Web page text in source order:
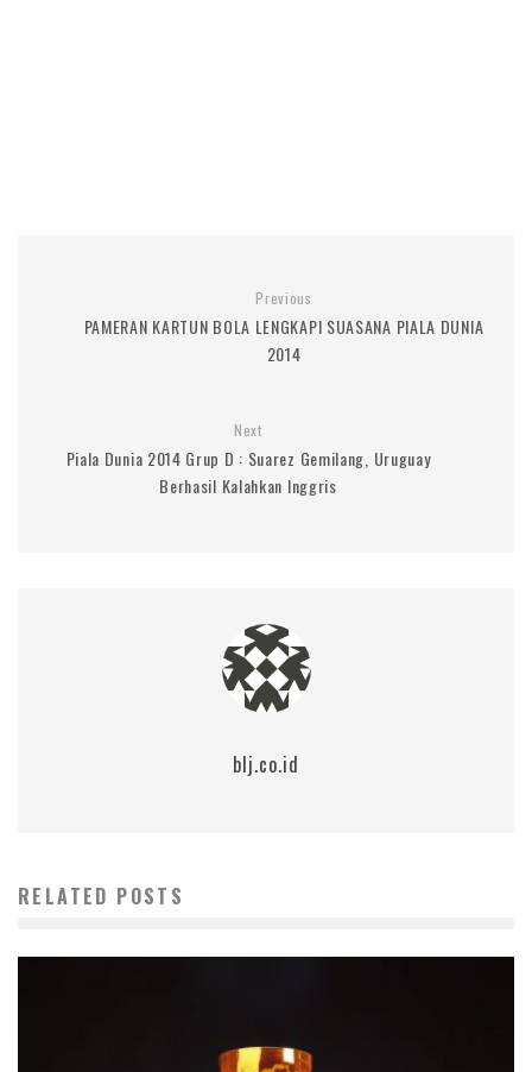
Previous
PAMERAN KARTUN BOLA LENGKAPI SUASANA PIALA DUNIA
2014
Next
Piala Dunia 2014 Grup D : Suarez Gemilang, Uruguay
Berhasil Kalahkan Inggris
blj.co.id
RELATED POSTS